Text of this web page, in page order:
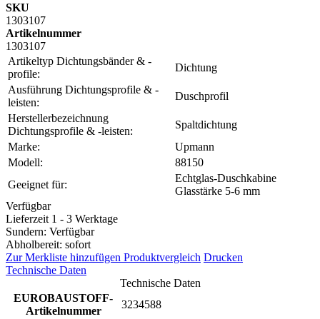
SKU
1303107
Artikelnummer
1303107
Artikeltyp Dichtungsbänder & -
profile:
Dichtung
Ausführung Dichtungsprofile & -
leisten:
Duschprofil
Herstellerbezeichnung
Dichtungsprofile & -leisten:
Spaltdichtung
Marke:
Upmann
Modell:
88150
Geeignet für:
Echtglas-Duschkabine
Glasstärke 5-6 mm
Verfügbar
Lieferzeit 1 - 3 Werktage
Sundern: Verfügbar
Abholbereit: sofort
Zur Merkliste hinzufügen Produktvergleich Drucken
Technische Daten
Technische Daten
EUROBAUSTOFF-
Artikelnummer
3234588